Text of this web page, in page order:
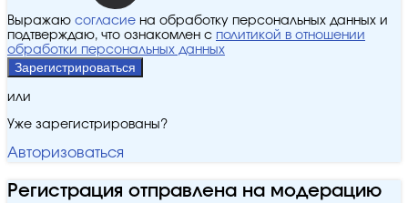
Выражаю согласие на обработку персональных данных и
подтверждаю, что ознакомлен с политикой в отношении
обработки персональных данных
Зарегистрироваться
или
Уже зарегистрированы?
Авторизоваться
Регистрация отправлена на модерацию